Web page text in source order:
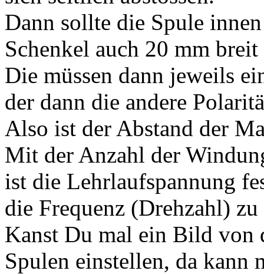
Dann sollte die Spule
Schenkel auch 20 mm breit
Die müssen dann jeweils
der dann die andere
Also ist der Abstand der
Mit der Anzahl der
ist die Lehrlaufspannung
die Frequenz (Drehzahl)
Kanst Du mal ein Bild von
Spulen einstellen, da kann